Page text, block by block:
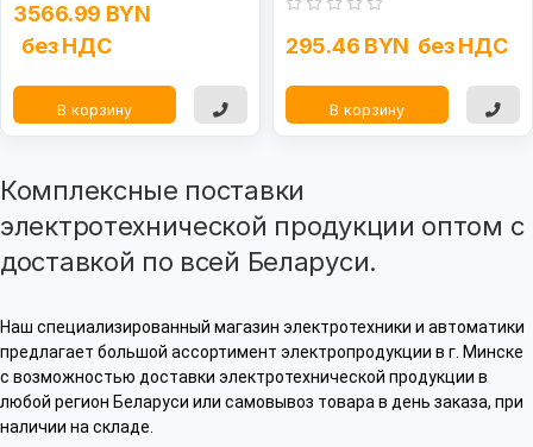
3566.99 BYN
без НДС
В корзину
295.46 BYN без НДС
В корзину
Комплексные поставки
электротехнической продукции оптом с
доставкой по всей Беларуси.
Наш специализированный магазин электротехники и автоматики
предлагает большой ассортимент электропродукции в г. Минске
с возможностью доставки электротехнической продукции в
любой регион Беларуси или самовывоз товара в день заказа, при
наличии на складе.